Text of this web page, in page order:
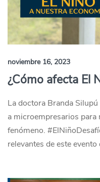
noviembre 16, 2023
¿Cómo afecta El
La doctora Branda
a microempresarios
fenómeno.
relevantes de este